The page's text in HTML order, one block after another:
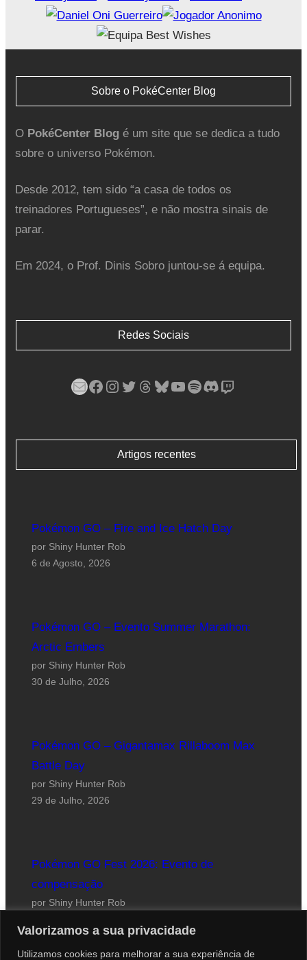
Valorizamos a sua privacidade
Utilizamos cookies para melhorar a sua experiência de
Sobre o PokéCenter Blog
O PokéCenter Blogé um site que se dedica a tudo
sobre o universo Pokémon.
Desde 2012, tem sido “a casa de todos os
treinadores Portugueses”, e não mostra sinais de
parar.
Em 2024, o Prof. Dinis Sobro juntou-se á equipa.
Redes Sociais
Mail Facebook Instagram Twitter Threads Bluesky YouTube Spotify Discord Twitch
Artigos recentes
Pokémon GO – Fire and Ice Hatch Day
por Shiny Hunter Rob
6 de Agosto, 2026
Pokémon GO – Evento Summer Marathon:
Arctic Embers
por Shiny Hunter Rob
30 de Julho, 2026
Pokémon GO – Gigantamax Rillaboom Max
Battle Day
por Shiny Hunter Rob
29 de Julho, 2026
Pokémon GO Fest 2026: Evento de
compensação
por Shiny Hunter Rob